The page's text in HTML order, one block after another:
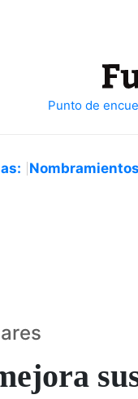
Nombramientos